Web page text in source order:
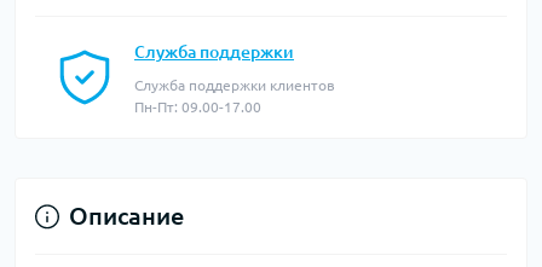
Служба поддержки
Служба поддержки клиентов
Пн-Пт: 09.00-17.00
Описание